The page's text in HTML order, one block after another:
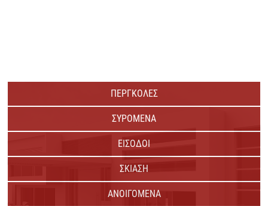
ΠΕΡΓΚΟΛΕΣ
ΣΥΡΟΜΕΝΑ
ΕΙΣΟΔΟΙ
ΣΚΙΑΣΗ
ΑΝΟΙΓΟΜΕΝΑ